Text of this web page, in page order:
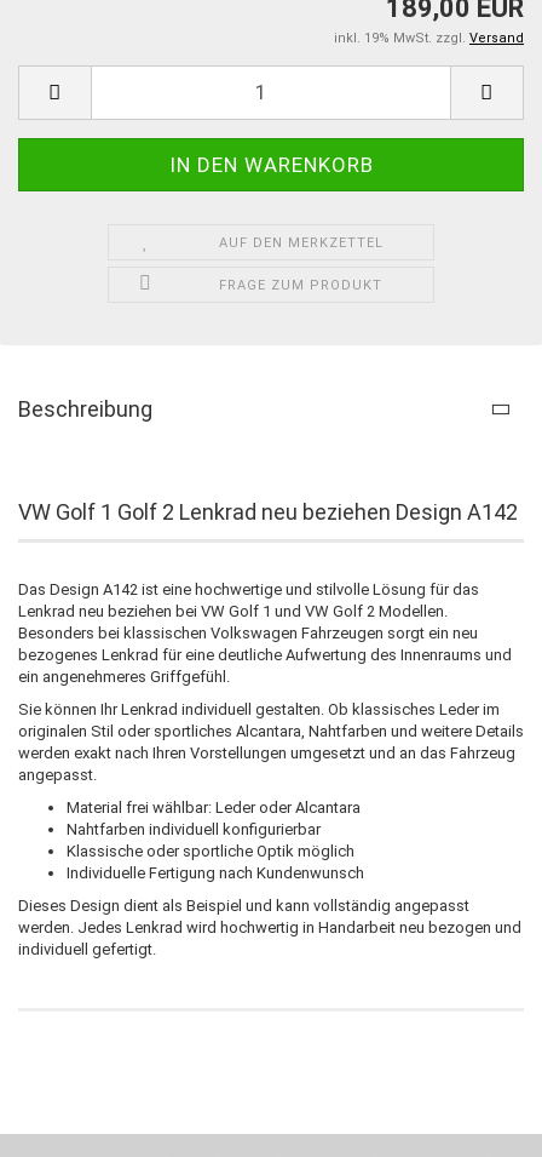
189,00 EUR
inkl. 19% MwSt. zzgl. Versand
AUF DEN MERKZETTEL
FRAGE ZUM PRODUKT
Beschreibung
VW Golf 1 Golf 2 Lenkrad neu beziehen Design A142
Das Design A142 ist eine hochwertige und stilvolle Lösung für das
Lenkrad neu beziehen bei VW Golf 1 und VW Golf 2 Modellen.
Besonders bei klassischen Volkswagen Fahrzeugen sorgt ein neu
bezogenes Lenkrad für eine deutliche Aufwertung des Innenraums und
ein angenehmeres Griffgefühl.
Sie können Ihr Lenkrad individuell gestalten. Ob klassisches Leder im
originalen Stil oder sportliches Alcantara, Nahtfarben und weitere Details
werden exakt nach Ihren Vorstellungen umgesetzt und an das Fahrzeug
angepasst.
Material frei wählbar: Leder oder Alcantara
Nahtfarben individuell konfigurierbar
Klassische oder sportliche Optik möglich
Individuelle Fertigung nach Kundenwunsch
Dieses Design dient als Beispiel und kann vollständig angepasst
werden. Jedes Lenkrad wird hochwertig in Handarbeit neu bezogen und
individuell gefertigt.